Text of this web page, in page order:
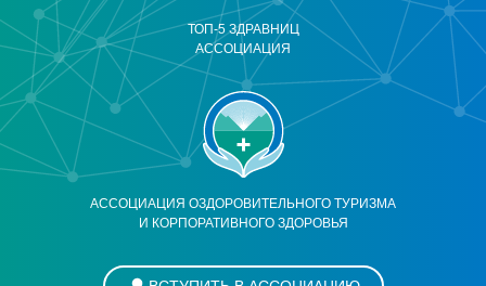
АССОЦИАЦИЯ ОЗДОРОВИТЕЛЬНОГО ТУРИЗМА
И КОРПОРАТИВНОГО ЗДОРОВЬЯ
ТОП-5 ЗДРАВНИЦ
АССОЦИАЦИЯ